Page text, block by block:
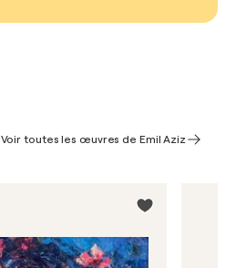
Voir toutes les œuvres de Emil Aziz